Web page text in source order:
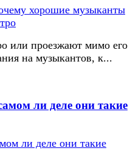
или проезжают мимо его
на музыкантов, к...
ли деле они такие